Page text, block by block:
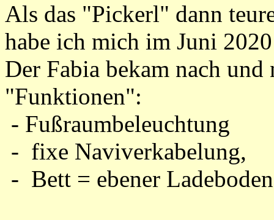
Als das "Pickerl" dann
habe ich mich im Juni
Der Fabia bekam nach und
"Funktionen":
- Fußraumbeleuchtung
- fixe Naviverkabelung,
- Bett = ebener Ladeboden